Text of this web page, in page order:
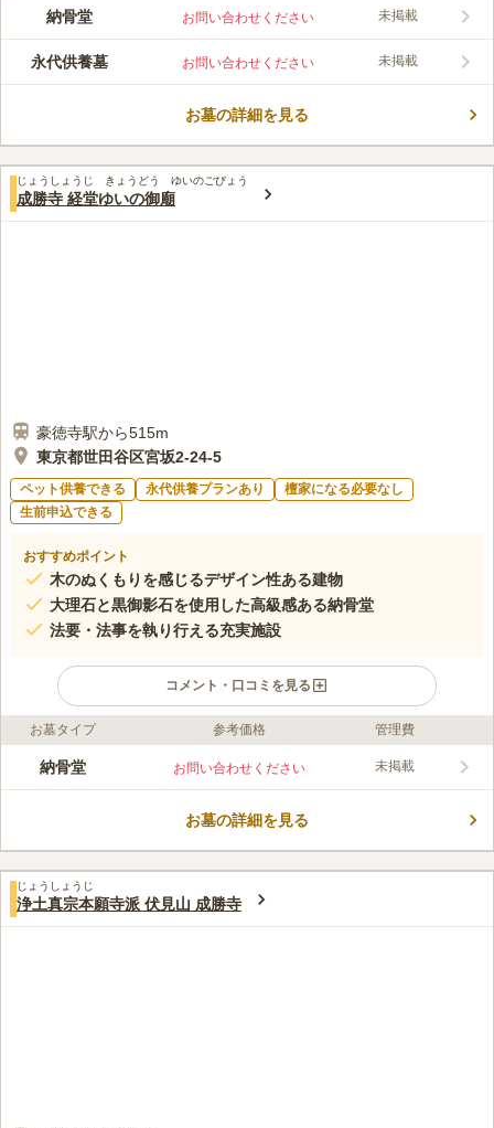
小田急線「経堂駅」から徒歩約8分、東急世田谷線「松原駅」か
設も完備されているため便利です。永代供養墓、納骨堂があり、
継承者がいなくても安心できる寺院になっています。 永代供養
墓のようにお参りができます。
この霊園はまだ誰からも評価されていません。
納骨堂 お問い合わせください 未掲載
永代供養墓 お問い合わせください 未掲載
お墓の詳細を見る
じょうしょうじ きょうどう ゆいのごびょう
成勝寺 経堂ゆいの御廟
豪徳寺駅から515m
東京都世田谷区宮坂2-24-5
ペット供養できる 永代供養プランあり
檀家になる必要なし
生前申込できる
おすすめポイント
木のぬくもりを感じるデザイン性ある建物
大理石と黒御影石を使用した高級感ある納骨堂
法要・法事を執り行える充実施設
コメント・口コミを見る
ライフドット編集部のコメント
世田谷の落ち着いた街並みの中に佇む、白を基調としたモダンな
口コミ評価
この霊園はまだ誰からも評価されていません。
お墓タイプ 参考価格 管理費
納骨堂 お問い合わせください 未掲載
お墓の詳細を見る
じょうしょうじ
浄土真宗本願寺派 伏見山 成勝寺